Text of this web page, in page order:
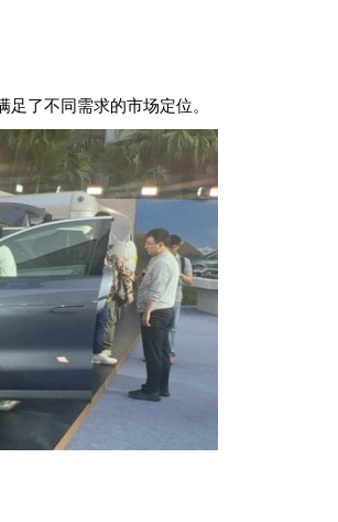
了不同需求的市场定位。